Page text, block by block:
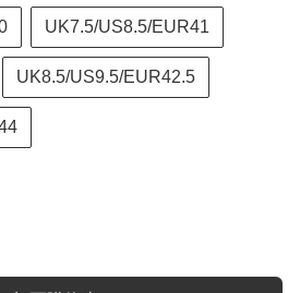
UK7.5/US8.5/EUR41
UK8.5/US9.5/EUR42.5